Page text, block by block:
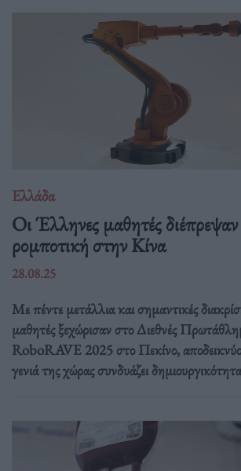
Ελλάδα
Οι Έλληνες μαθητές
ρομποτική στην Κίνα
28.08.25
Με πέντε μετάλλια και σημαντικές
μαθητές ξεχώρισαν στο Διεθνές
RoboRAVE 2025 στο Πεκίνο,
γενιά της χώρας συνδυάζει